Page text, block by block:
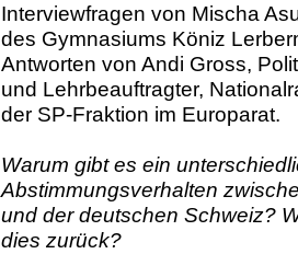
Interviewfragen von Mischa
des Gymnasiums Köniz
Antworten von Andi Gross,
und Lehrbeauftragter,
der SP-Fraktion im Europarat.
Warum gibt es ein
Abstimmungsverhalten
und der deutschen Schweiz?
dies zurück?